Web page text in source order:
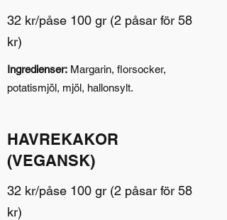
32 kr/påse 100 gr (2 påsar för 58
kr)
Ingredienser: Margarin, florsocker,
potatismjöl, mjöl, hallonsylt.
HAVREKAKOR
(VEGANSK)
32 kr/påse 100 gr (2 påsar för 58
kr)